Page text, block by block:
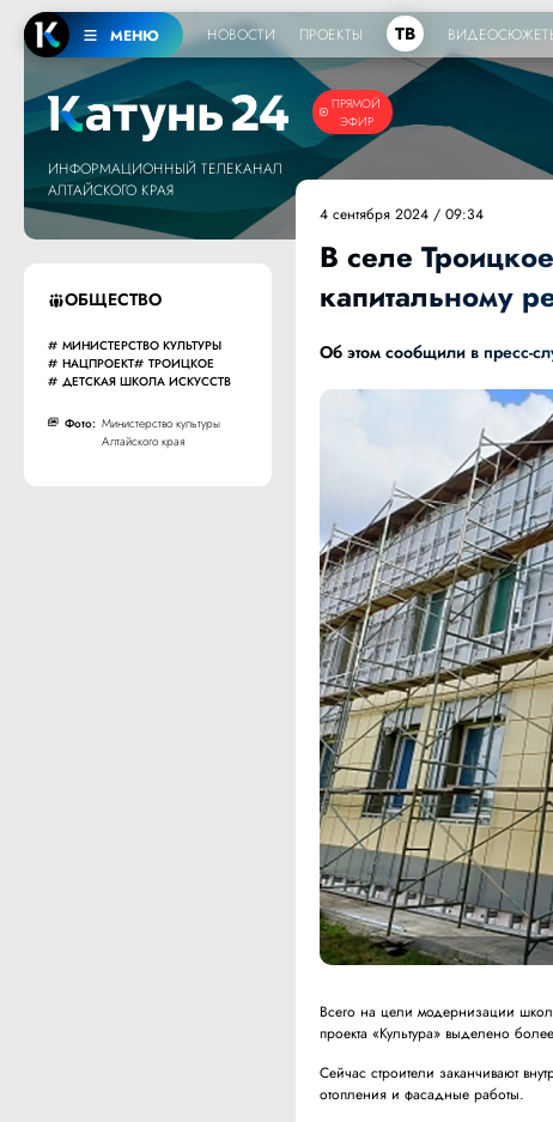
МЕНЮ НОВОСТИ ПРОЕКТЫ ТВ
ПРЯМОЙ
ЭФИР
ИНФОРМАЦИОННЫЙ ТЕЛЕКАНАЛ
АЛТАЙСКОГО КРАЯ
ОБЩЕСТВО
МИНИСТЕРСТВО КУЛЬТУРЫ
НАЦПРОЕКТ
ТРОИЦКОЕ
ДЕТСКАЯ ШКОЛА ИСКУССТВ
Фото: Министерство культуры
Алтайского края
4 сентября 2024 / 09:34
В селе
капитальному
Об этомсообщили в пресс-
Всего на цели модернизации
проекта «Культура» выделено
Сейчас строители заканчивают
отопления и фасадные работы.